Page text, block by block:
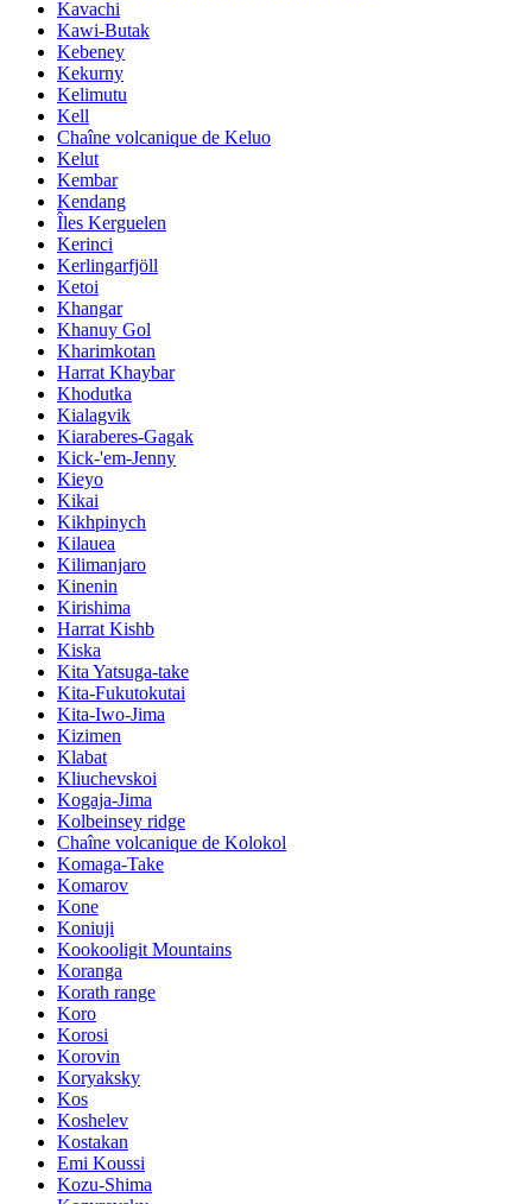
Kavachi
Kawi-Butak
Kebeney
Kekurny
Kelimutu
Kell
Chaîne volcanique de Keluo
Kelut
Kembar
Kendang
Îles Kerguelen
Kerinci
Kerlingarfjöll
Ketoi
Khangar
Khanuy Gol
Kharimkotan
Harrat Khaybar
Khodutka
Kialagvik
Kiaraberes-Gagak
Kick-'em-Jenny
Kieyo
Kikai
Kikhpinych
Kilauea
Kilimanjaro
Kinenin
Kirishima
Harrat Kishb
Kiska
Kita Yatsuga-take
Kita-Fukutokutai
Kita-Iwo-Jima
Kizimen
Klabat
Kliuchevskoi
Kogaja-Jima
Kolbeinsey ridge
Chaîne volcanique de Kolokol
Komaga-Take
Komarov
Kone
Koniuji
Kookooligit Mountains
Koranga
Korath range
Koro
Korosi
Korovin
Koryaksky
Kos
Koshelev
Kostakan
Emi Koussi
Kozu-Shima